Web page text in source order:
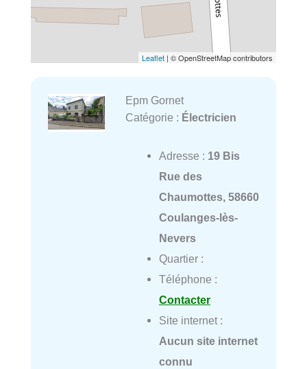
Leaflet | © OpenStreetMap contributors
Epm Gornet
Catégorie : Électricien
Adresse : 19 Bis
Rue des
Chaumottes, 58660
Coulanges-lès-
Nevers
Quartier :
Téléphone :
Contacter
Site internet :
Aucun site internet
connu